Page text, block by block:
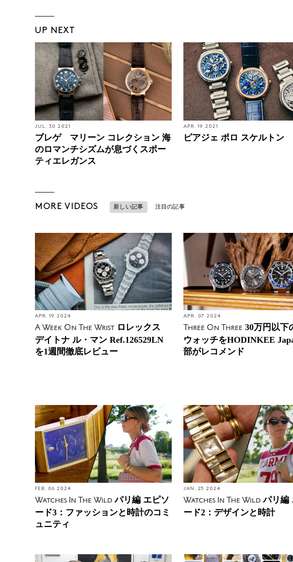
UP NEXT
JUL. 30 2021
ブレゲ マリーン コレクション 海
のロマンチシズムが息づくスポー
ティエレガンス
APR. 19 2021
ピアジェ ポロ スケルトン
MORE VIDEOS 新しい記事 注目の記事
APR. 19 2024
A Week On The Wrist ロレックス
デイトナ ル・マン Ref.126529LN
を1週間徹底レビュー
APR. 07 2024
Three On Three 30万円以下
ウォッチをHODINKEE
部がレコメンド
FEB. 06 2024
Watches In The Wild パリ編 エピソ
ード3：ファッションと時計のコミ
ュニティ
JAN. 25 2024
Watches In The Wild パリ編
ード2：デザインと時計